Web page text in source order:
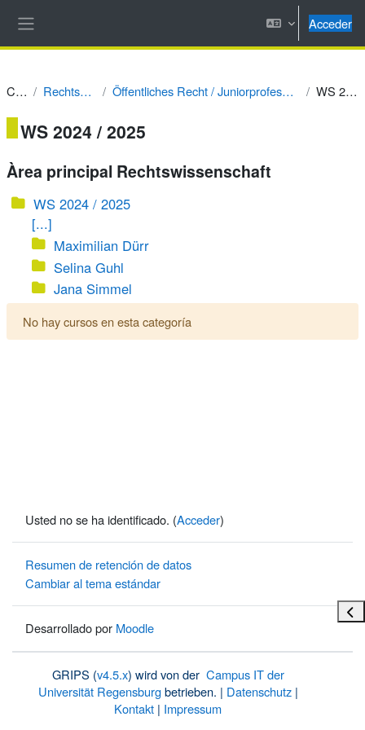
Acceder
Cursos Rechtswissenschaft Öffentliches Recht / Juniorprofessur Prof. Dr. Alexander Tischbirek WS 2024 / 2025
WS 2024 / 2025
Àrea principal Rechtswissenschaft
WS 2024 / 2025
[...]
Maximilian Dürr
Selina Guhl
Jana Simmel
No hay cursos en esta categoría
Usted no se ha identificado. (Acceder)
Resumen de retención de datos
Cambiar al tema estándar
Desarrollado por Moodle
GRIPS (v4.5.x) wird von der Campus IT der
Universität Regensburgbetrieben. | Datenschutz|
Kontakt | Impressum